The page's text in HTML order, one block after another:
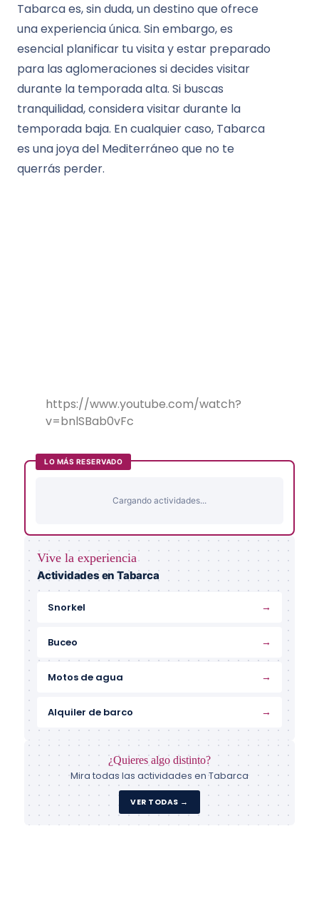
Tabarca es, sin duda, un destino que ofrece
una experiencia única. Sin embargo, es
esencial planificar tu visita y estar preparado
para las aglomeraciones si decides visitar
durante la temporada alta. Si buscas
tranquilidad, considera visitar durante la
temporada baja. En cualquier caso, Tabarca
es una joya del Mediterráneo que no te
querrás perder.
https://www.youtube.com/watch?
v=bnlSBab0vFc
LO MÁS RESERVADO
Cargando actividades...
Vive la experiencia
Actividades en Tabarca
Snorkel →
Buceo →
Motos de agua →
Alquiler de barco →
¿Quieres algo distinto?
Mira todas las actividades en Tabarca
VER TODAS →